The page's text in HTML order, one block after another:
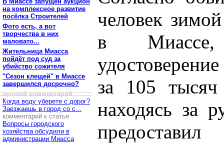
на комплексное развитие
посёлка Строителей
Фото есть, а вот
творчества в них
маловато...
Жительница Миасса
пойдёт под суд за
убийство сожителя
"Сезон клещей" в Миассе
завершился досрочно?
лучший комментарий
Когда воду уберете с дорог?
Заезжаешь в город со с...
комментарий к статье
Вопросы городского
хозяйства обсудили в
администрации Миасса
человек
в Миассе,
за 105
находясь за